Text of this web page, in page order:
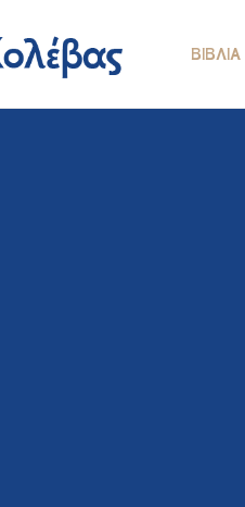
ΒΙΒΛΊΑ